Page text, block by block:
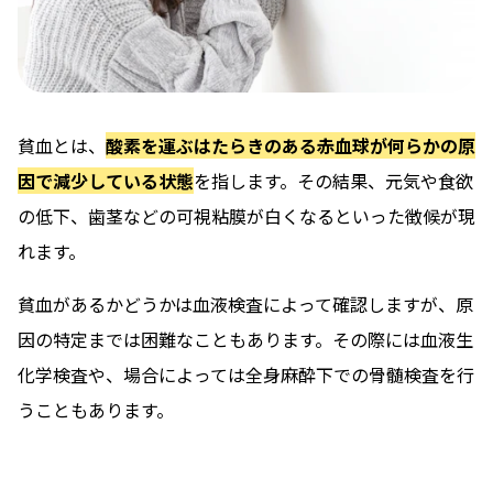
貧血とは、 酸素を運ぶはたらきのある赤血球が何らかの原
因で減少している状態を指します。その結果、元気や食欲
の低下、歯茎などの可視粘膜が白くなるといった徴候が現
れます。
貧血があるかどうかは血液検査によって確認しますが、原
因の特定までは困難なこともあります。その際には血液生
化学検査や、場合によっては全身麻酔下での骨髄検査を行
うこともあります。